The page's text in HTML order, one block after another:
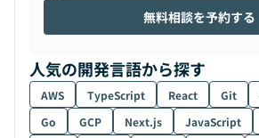
無料相談を予約する
人気の開発言語から探す
AWS TypeScript React Git
Go
GCP Next.js JavaScript